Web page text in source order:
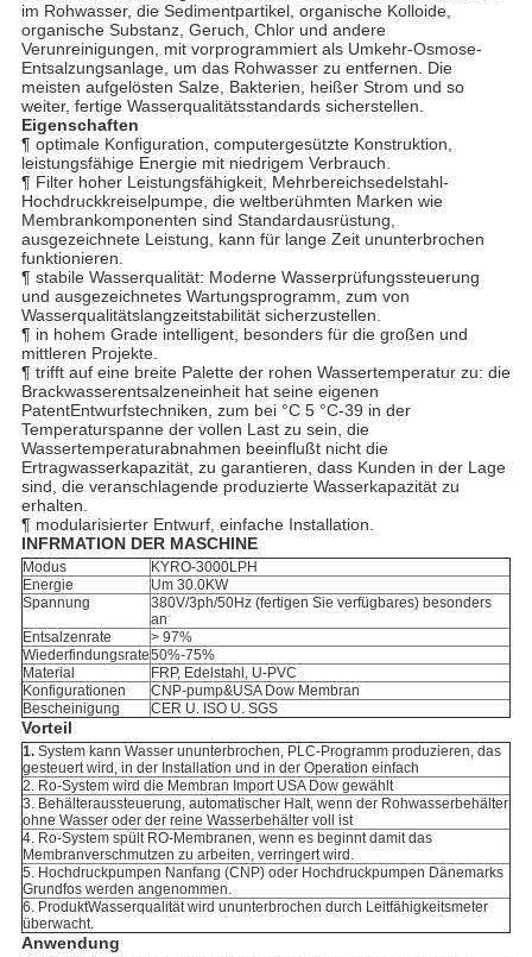
im Rohwasser, die Sedimentpartikel, organische Kolloide,
organische Substanz, Geruch, Chlor und andere
Verunreinigungen, mit vorprogrammiert als Umkehr-Osmose-
Entsalzungsanlage, um das Rohwasser zu entfernen. Die
meisten aufgelösten Salze, Bakterien, heißer Strom und so
weiter, fertige Wasserqualitätsstandards sicherstellen.
Eigenschaften
¶ optimale Konfiguration, computergesützte Konstruktion,
leistungsfähige Energie mit niedrigem Verbrauch.
¶ Filter hoher Leistungsfähigkeit, Mehrbereichsedelstahl-
Hochdruckkreiselpumpe, die weltberühmten Marken wie
Membrankomponenten sind Standardausrüstung,
ausgezeichnete Leistung, kann für lange Zeit ununterbrochen
funktionieren.
¶ stabile Wasserqualität: Moderne Wasserprüfungssteuerung
und ausgezeichnetes Wartungsprogramm, zum von
Wasserqualitätslangzeitstabilität sicherzustellen.
¶ in hohem Grade intelligent, besonders für die großen und
mittleren Projekte.
¶ trifft auf eine breite Palette der rohen Wassertemperatur zu: die
Brackwasserentsalzeneinheit hat seine eigenen
PatentEntwurfstechniken, zum bei °C 5 °C-39 in der
Temperaturspanne der vollen Last zu sein, die
Wassertemperaturabnahmen beeinflußt nicht die
Ertragwasserkapazität, zu garantieren, dass Kunden in der Lage
sind, die veranschlagende produzierte Wasserkapazität zu
erhalten.
¶ modularisierter Entwurf, einfache Installation.
INFRMATION DER MASCHINE
Modus
KYRO-3000LPH
Energie
Um 30.0KW
Spannung
380V/3ph/50Hz (fertigen Sie verfügbares) besonders
an
Entsalzenrate
> 97%
Wiederfindungsrate50%-75%
Material
FRP, Edelstahl, U-PVC
Konfigurationen
CNP-pump&USA Dow Membran
Bescheinigung
CER U. ISO U. SGS
Vorteil
1. System kann Wasser ununterbrochen, PLC-Programm produzieren, das
gesteuert wird, in der Installation und in der Operation einfach
2. Ro-System wird die Membran Import USA Dow gewählt
3. Behälteraussteuerung, automatischer Halt, wenn der Rohwasserbehälter
ohne Wasser oder der reine Wasserbehälter voll ist
4. Ro-System spült RO-Membranen, wenn es beginnt damit das
Membranverschmutzen zu arbeiten, verringert wird.
5. Hochdruckpumpen Nanfang (CNP) oder Hochdruckpumpen Dänemarks
Grundfos werden angenommen.
6. ProduktWasserqualität wird ununterbrochen durch Leitfähigkeitsmeter
überwacht.
Anwendung